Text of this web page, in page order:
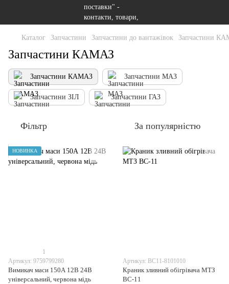
Каталог Запчастини Запчастини до вантажівок Запчастини
Запчастини КАМАЗ
Запчастини КАМАЗ Запчастини МАЗ
Запчастини ЗІЛ Запчастини ГАЗ
Фільтр За популярністю
НОВИНКА
1
Артикул: 9759799280
Вимикач маси 150А 12В 24В
універсальний, червона мідь
Артикул: ВС11-8101010
Краник зливний обігрівача МТЗ
ВС-11